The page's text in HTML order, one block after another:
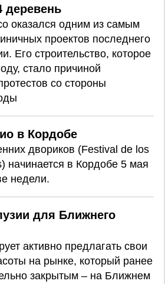
деревень
оказался одним из самым
проектов последнего
Его строительство, которое
стало причиной
со стороны
в Кордобе
двориков (Festival de los
начинается в Кордобе 5 мая
недели.
для Ближнего
активно предлагать свои
на рынке, который ранее
закрытым – на Ближнем